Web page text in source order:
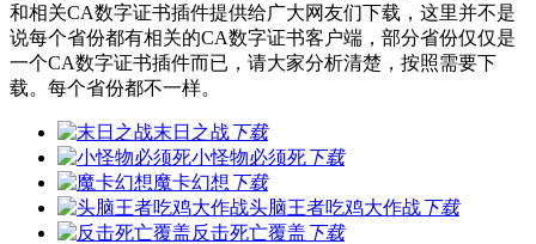
和相关CA数字证书插件提供给广大网友们下载，这里并不是
说每个省份都有相关的CA数字证书客户端，部分省份仅仅是
一个CA数字证书插件而已，请大家分析清楚，按照需要下
载。每个省份都不一样。
末日之战下载
小怪物必须死下载
魔卡幻想 下载
头脑王者吃鸡大作战下载
反击死亡覆盖 下载